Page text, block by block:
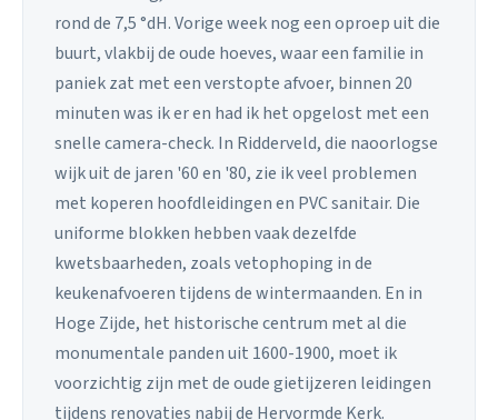
rond de 7,5 °dH. Vorige week nog een oproep uit die
buurt, vlakbij de oude hoeves, waar een familie in
paniek zat met een verstopte afvoer, binnen 20
minuten was ik er en had ik het opgelost met een
snelle camera-check. In Ridderveld, die naoorlogse
wijk uit de jaren '60 en '80, zie ik veel problemen
met koperen hoofdleidingen en PVC sanitair. Die
uniforme blokken hebben vaak dezelfde
kwetsbaarheden, zoals vetophoping in de
keukenafvoeren tijdens de wintermaanden. En in
Hoge Zijde, het historische centrum met al die
monumentale panden uit 1600-1900, moet ik
voorzichtig zijn met de oude gietijzeren leidingen
tijdens renovaties nabij de Hervormde Kerk.